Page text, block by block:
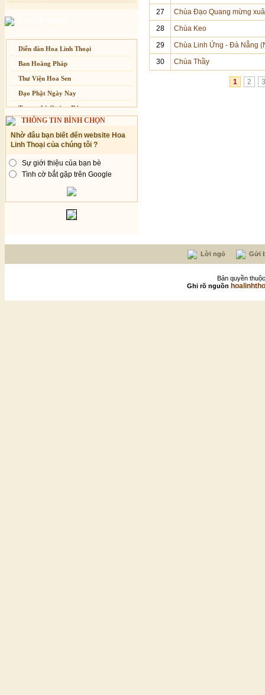
Chuông Ngân
Anh không chết đâu em
Kiếp này
Diễn đàn Hoa Linh Thoại
Ban Hoằng Pháp
Thư Viện Hoa Sen
Đạo Phật Ngày Nay
Trang nhà Quảng Đức
Báo Giác Ngộ
Vesak 2014
THÔNG TIN BÌNH CHỌN
Nhờ đâu bạn biết đến website Hoa
Linh Thoại của chúng tôi ?
Sự giới thiệu của bạn bè
Tình cờ bắt gặp trên Google
27
Chùa Đạo Quang mừng
28
Chùa Keo
29
Chùa Linh Ứng - Đà Nẵng
30
Chùa Thầy
1 2 3
Lời ngỏ Gửi
Bản quyền
Ghi rõ nguồn